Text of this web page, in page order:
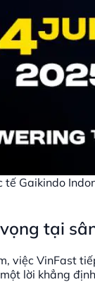
tế Gaikindo
tại
việc VinFast
lời khẳng